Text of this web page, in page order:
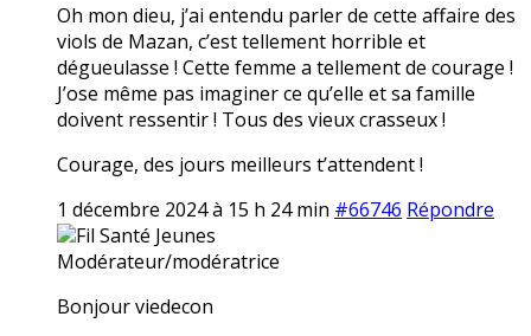
Oh mon dieu, j’ai entendu parler de cette affaire des
viols de Mazan, c’est tellement horrible et
dégueulasse ! Cette femme a tellement de courage !
J’ose même pas imaginer ce qu’elle et sa famille
doivent ressentir ! Tous des vieux crasseux !
Courage, des jours meilleurs t’attendent !
1 décembre 2024 à 15 h 24 min #66746 Répondre
Fil Santé Jeunes
Modérateur/modératrice
Bonjour viedecon